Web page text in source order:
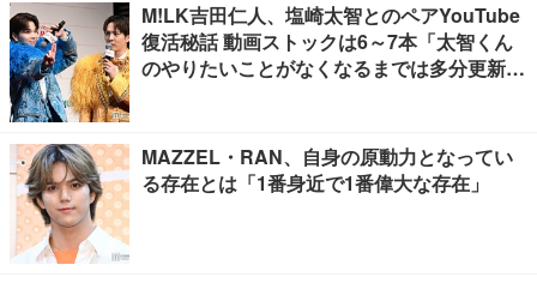
M!LK吉田仁人、塩崎太智とのペアYouTube
復活秘話 動画ストックは6～7本「太智くん
のやりたいことがなくなるまでは多分更新が
MAZZEL・RAN、自身の原動力となってい
る存在とは「1番身近で1番偉大な存在」